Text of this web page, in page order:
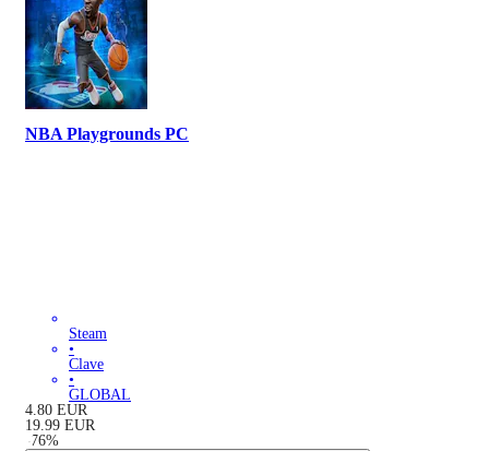
NBA Playgrounds PC
Steam
•
Clave
•
GLOBAL
4.80 EUR
19.99 EUR
-76%